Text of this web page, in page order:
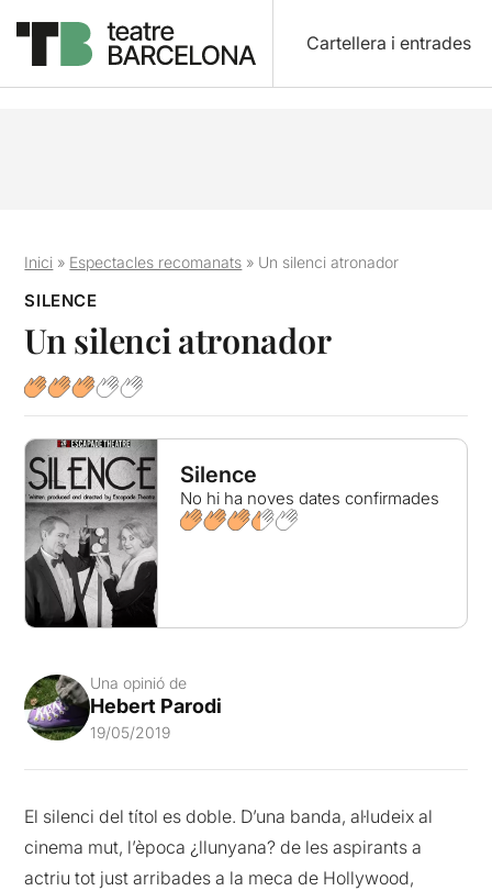
Cartellera i entrades
Inici » Espectacles recomanats » Un silenci atronador
SILENCE
Un silenci atronador
Silence
No hi ha noves dates confirmades
Una opinió de
Hebert Parodi
19/05/2019
El silenci del títol es doble. D’una banda, al·ludeix al
cinema mut, l’època ¿llunyana? de les aspirants a
actriu tot just arribades a la meca de Hollywood,